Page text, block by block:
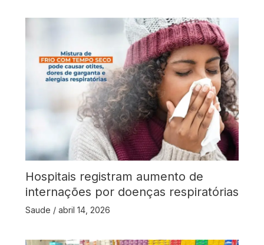
Hospitais registram aumento de
internações por doenças respiratórias
Saude / abril 14, 2026